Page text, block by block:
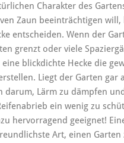
Charakter des
Zaun beeinträchtigen will,
entscheiden. Wenn der
grenzt oder viele
eine blickdichte Hecke die
Liegt der Garten gar
darum, Lärm zu dämpfen
ein wenig zu
hervorragend geeignet!
Art, einen Garten